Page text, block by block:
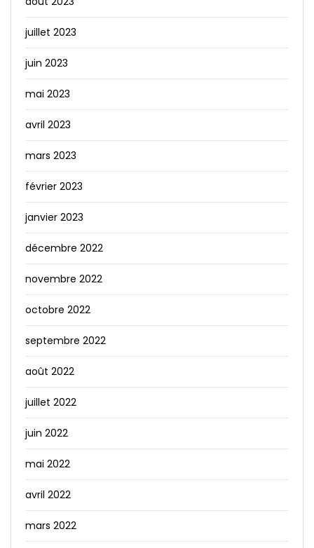
juillet 2023
juin 2023
mai 2023
avril 2023
mars 2023
février 2023
janvier 2023
décembre 2022
novembre 2022
octobre 2022
septembre 2022
août 2022
juillet 2022
juin 2022
mai 2022
avril 2022
mars 2022